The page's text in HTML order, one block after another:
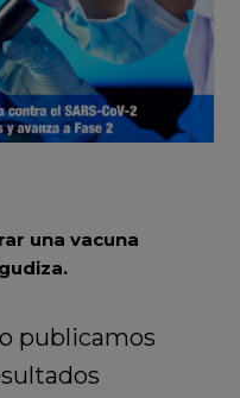
una vacuna
publicamos